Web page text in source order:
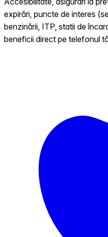
expirări, puncte de interes
benzinării, ITP, statii de
beneficii direct pe telefonul